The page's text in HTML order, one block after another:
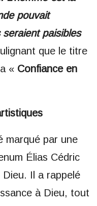
pouvait
paisibles
que le titre
« Confiance en
marqué par une
Élias Cédric
Dieu. Il a rappelé
à Dieu, tout